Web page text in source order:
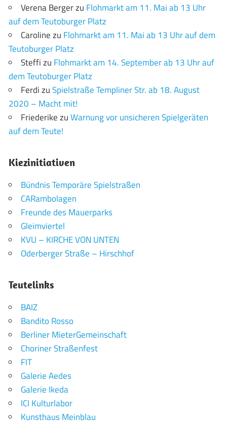
Verena Bergerzu Flohmarkt am 11. Mai ab 13 Uhr
auf dem Teutoburger Platz
Carolinezu Flohmarkt am 11. Mai ab 13 Uhr auf dem
Teutoburger Platz
Steffizu Flohmarkt am 14. September ab 13 Uhr auf
dem Teutoburger Platz
FerdizuSpielstraße Templiner Str. ab 18. August
2020 – Macht mit!
FriederikezuWarnung vor unsicheren Spielgeräten
auf dem Teute!
Kiezinitiativen
Bündnis Temporäre Spielstraßen
CARambolagen
Freunde des Mauerparks
Gleimviertel
KVU – KIRCHE VON UNTEN
Oderberger Straße – Hirschhof
Teutelinks
BAIZ
Bandito Rosso
Berliner MieterGemeinschaft
Choriner Straßenfest
FIT
Galerie Aedes
Galerie Ikeda
ICI Kulturlabor
Kunsthaus Meinblau